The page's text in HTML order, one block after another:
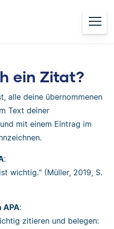
ein Zitat?
alle deine übernommenen
Text deiner
mit einem Eintrag im
:
wichtig.“ (Müller, 2019, S.
APA:
zitieren und belegen: